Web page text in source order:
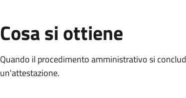
Cosa si ottiene
Quando il procedimento amministrativo si
un'attestazione.